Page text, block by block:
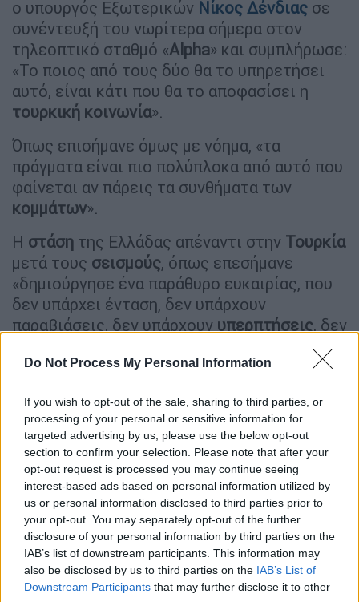
Do Not Process My Personal Information
If you wish to opt-out of the sale, sharing to third parties, or
processing of your personal or sensitive information for
targeted advertising by us, please use the below opt-out
section to confirm your selection. Please note that after your
opt-out request is processed you may continue seeing
interest-based ads based on personal information utilized by
us or personal information disclosed to third parties prior to
your opt-out. You may separately opt-out of the further
disclosure of your personal information by third parties on the
IAB’s list of downstream participants. This information may
also be disclosed by us to third parties on the IAB’s List of
Downstream Participants that may further disclose it to other
ο υπουργός Εξωτερικών Νίκος Δένδιας σε
συνέντευξή του νωρίτερα σήμερα στον
τηλεοπτικό σταθμό «Alpha» και συμπλήρωσε:
«Το ποιος από τους δύο θα το υπηρετήσει
αυτό, είναι κάτι που θα το αποφασίσει η
τουρκική κοινωνία».
Όπως επισήμανε όμως με νόημα, «τα
πράγματα είναι πιο πολύπλοκα από αυτό που
φαίνεται αν πάρεις τα συνθήματα των
κομμάτων».
Η στάση της Ελλάδας απέναντι στην Τουρκία
μετά τους σεισμούς, όπως επεσήμανε
«δημιούργησε ένα παράθυρο ευκαιρίας, που
δεν υπάρχει ένταση, δεν υπάρχουν
παραβιάσεις, δεν υπάρχουν υπερπτήσεις, δεν
υπάρχει επιθετική ρητορική, επεισόδια στη
θάλασσα».
Αυτό, όπως υπογράμμισε «μας δίνει τη
δυνατότητα μετά τιςεκλογέςκαι στις δύο
χώρες, οι δύο καινούριες κυβερνήσεις,
μπορεί να είναιίδιες με ανανεωμένη την
εμπιστοσύνη του κόσμου,αλλά θα είναι
κυβερνήσεις, οι οποίες έχουν το πολιτικό
κεφάλαιο να κάτσουν να συζητήσουν τη
διαφορά μας».
«Πιστεύουμε ότι έτσι μαγικά θα βρεθεί μια